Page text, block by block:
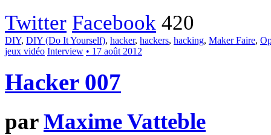
Twitter Facebook 420
DIY, DIY (Do It Yourself), hacker, hackers, hacking, Maker Faire,
jeux vidéo Interview • 17 août 2012
Hacker 007
parMaxime Vatteble